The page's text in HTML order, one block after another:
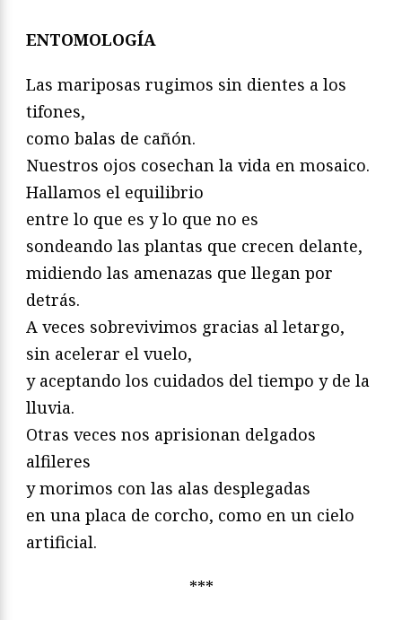
ENTOMOLOGÍA
Las mariposas rugimos sin dientes a los
tifones,
como balas de cañón.
Nuestros ojos cosechan la vida en mosaico.
Hallamos el equilibrio
entre lo que es y lo que no es
sondeando las plantas que crecen delante,
midiendo las amenazas que llegan por
detrás.
A veces sobrevivimos gracias al letargo,
sin acelerar el vuelo,
y aceptando los cuidados del tiempo y de la
lluvia.
Otras veces nos aprisionan delgados
alfileres
y morimos con las alas desplegadas
en una placa de corcho, como en un cielo
artificial.
***